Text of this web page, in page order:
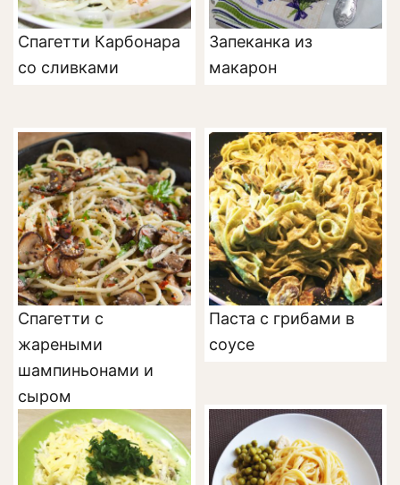
Спагетти Карбонара
со сливками
Запеканка из
макарон
Спагетти с
жареными
шампиньонами и
сыром
Паста с грибами в
соусе